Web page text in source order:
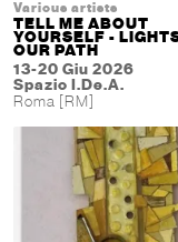
Various artists
TELL ME ABOUT
YOURSELF -
OUR PATH
13-20 Giu 2026
Spazio I.De.A.
Roma [RM]